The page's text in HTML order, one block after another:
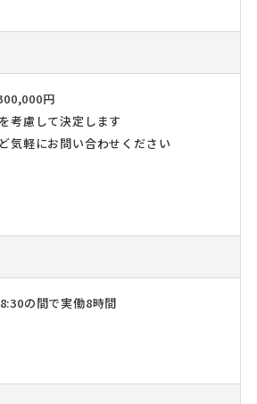
円
考慮して決定します
気軽にお問い合わせください
の間で実働8時間